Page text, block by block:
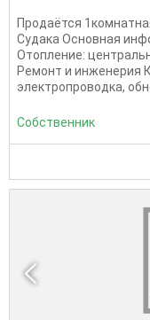
Продаётся
Судака Основная
Отопление:
Ремонт и инженерия
электропроводка,
Собственник